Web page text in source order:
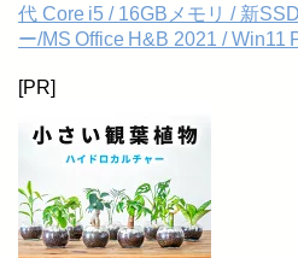
代 Core i5 / 16GBメモリ / 新
ー/MS Office H&B 2021 / Win11
[PR]